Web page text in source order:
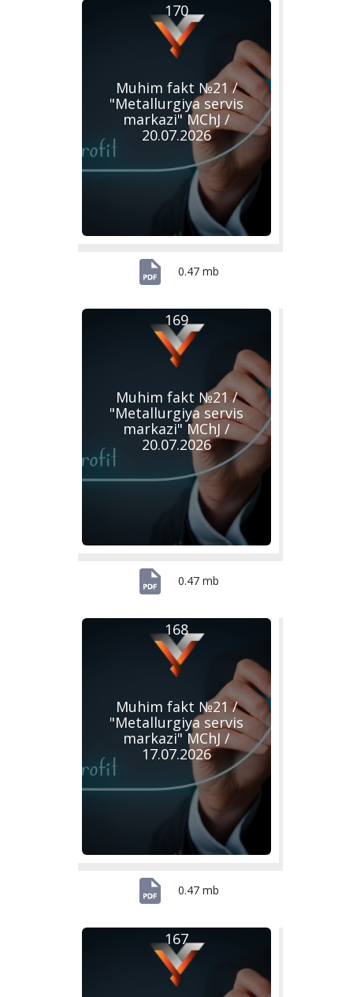
Muhim fakt №21 /
"Metallurgiya servis
markazi" MChJ /
20.07.2026
170
0.47 mb
Muhim fakt №21 /
"Metallurgiya servis
markazi" MChJ /
20.07.2026
169
0.47 mb
Muhim fakt №21 /
"Metallurgiya servis
markazi" MChJ /
17.07.2026
168
0.47 mb
167